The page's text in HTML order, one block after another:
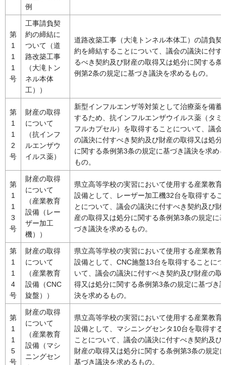
例
第
1
1
1
号
工事請負契
約の締結に
ついて（道
路改築工事
（大滝トン
ネル本体
工））
道路改築工事（大滝トンネル本体工）の請負契
約を締結することについて、議会の議決に付す
るべき契約及び財産の取得又は処分に関する条
例第2条の規定に基づき議決を求めるもの。
第
1
1
2
号
財産の取得
について
（抗インフ
ルエンザウ
イルス薬）
新型インフルエンザ等対策として治療薬を備蓄
するため、抗インフルエンザウイルス薬（タミ
フルカプセル）を取得することについて、議会
の議決に付すべき契約及び財産の取得又は処分
に関する条例第3条の規定に基づき議決を求める
もの。
第
1
1
3
号
財産の取得
について
（産業教育
設備（レー
ザー加工
機））
県立高等学校の実習において使用する産業教育
設備として、レーザー加工機32台を取得するこ
とについて、議会の議決に付すべき契約及び財
産の取得又は処分に関する条例第3条の規定に基
づき議決を求めるもの。
第
1
1
4
号
財産の取得
について
（産業教育
設備（CNC
旋盤））
県立高等学校の実習において使用する産業教育
設備として、CNC施盤13台を取得することにつ
いて、議会の議決に付すべき契約及び財産の取
得又は処分に関する条例第3条の規定に基づき議
決を求めるもの。
第
1
1
5
号
財産の取得
について
（産業教育
設備（マシ
ニングセン
県立高等学校の実習において使用する産業教育
設備として、マシニングセンタ10台を取得する
ことについて、議会の議決に付すべき契約及び
財産の取得又は処分に関する条例第3条の規定に
基づき議決を求めるもの。